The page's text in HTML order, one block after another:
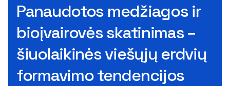
Panaudotos medžiagos ir
bioįvairovės skatinimas –
šiuolaikinės viešųjų erdvių
formavimo tendencijos